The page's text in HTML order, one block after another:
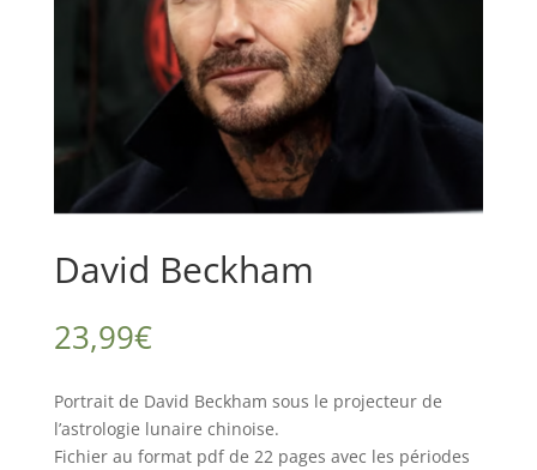
David Beckham
23,99€
Portrait de David Beckham sous le projecteur de
l’astrologie lunaire chinoise.
Fichier au format pdf de 22 pages avec les périodes